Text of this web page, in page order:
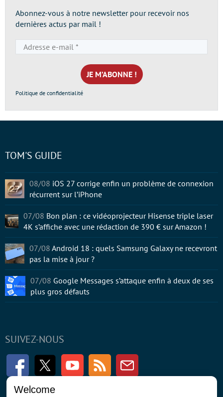
Abonnez-vous à notre newsletter pour recevoir nos
dernières actus par mail !
e-
mail
*
Politique de confidentialité
SUIVEZ-NOUS
FacebookTwitter Youtube RSS Newsletter
TOM'S GUIDE
08/08 iOS 27 corrige enfin un problème de connexion
récurrent sur l’iPhone
07/08 Bon plan : ce vidéoprojecteur Hisense triple laser
4K s’affiche avec une rédaction de 390 € sur Amazon !
07/08 Android 18 : quels Samsung Galaxy ne recevront
pas la mise à jour ?
07/08 Google Messages s’attaque enfin à deux de ses
plus gros défauts
Welcome